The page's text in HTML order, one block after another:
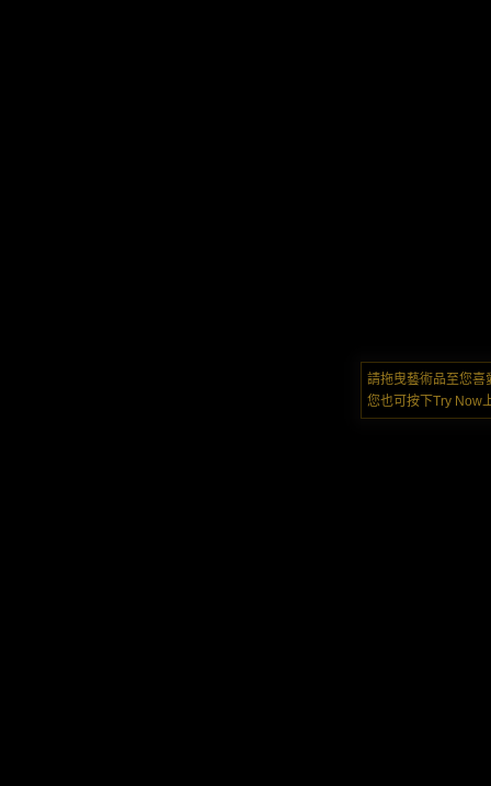
請拖曳藝術品至您喜
您也可按下Try Now